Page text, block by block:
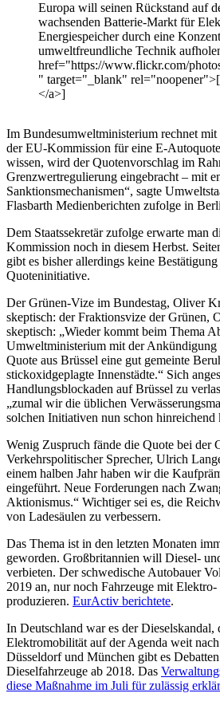
Europa will seinen Rückstand auf
wachsenden Batterie-Markt für
Energiespeicher durch eine
umweltfreundliche Technik
href="https://www.flickr.com/
" target="_blank"
</a>]
Im Bundesumweltministerium rechnet
der EU-Kommission für eine E-
wissen, wird der Quotenvorschlag im
Grenzwertregulierung eingebracht – mit
Sanktionsmechanismen“, sagte
Flasbarth Medienberichten zufolge in
Dem Staatssekretär zufolge erwarte man
Kommission noch in diesem Herbst.
gibt es bisher allerdings keine
Quoteninitiative.
Der Grünen-Vize im Bundestag, Oliver
skeptisch: der Fraktionsvize der Grünen,
skeptisch: „Wieder kommt beim Thema
Umweltministerium mit der
Quote aus Brüssel eine gut gemeinte
stickoxidgeplagte Innenstädte.“ Sich
Handlungsblockaden auf Brüssel zu
„zumal wir die üblichen
solchen Initiativen nun schon hinreichend
Wenig Zuspruch fände die Quote bei der
Verkehrspolitischer Sprecher, Ulrich
einem halben Jahr haben wir die
eingeführt. Neue Forderungen nach
Aktionismus.“ Wichtiger sei es, die
von Ladesäulen zu verbessern.
Das Thema ist in den letzten Monaten
geworden. Großbritannien will Diesel-
verbieten. Der schwedische Autobauer
2019 an, nur noch Fahrzeuge mit
produzieren. EurActiv berichtete.
In Deutschland war es der Dieselskandal,
Elektromobilität auf der Agenda weit
Düsseldorf und München gibt es
Dieselfahrzeuge ab 2018. Das
diese Maßnahme im Juli für zulässig